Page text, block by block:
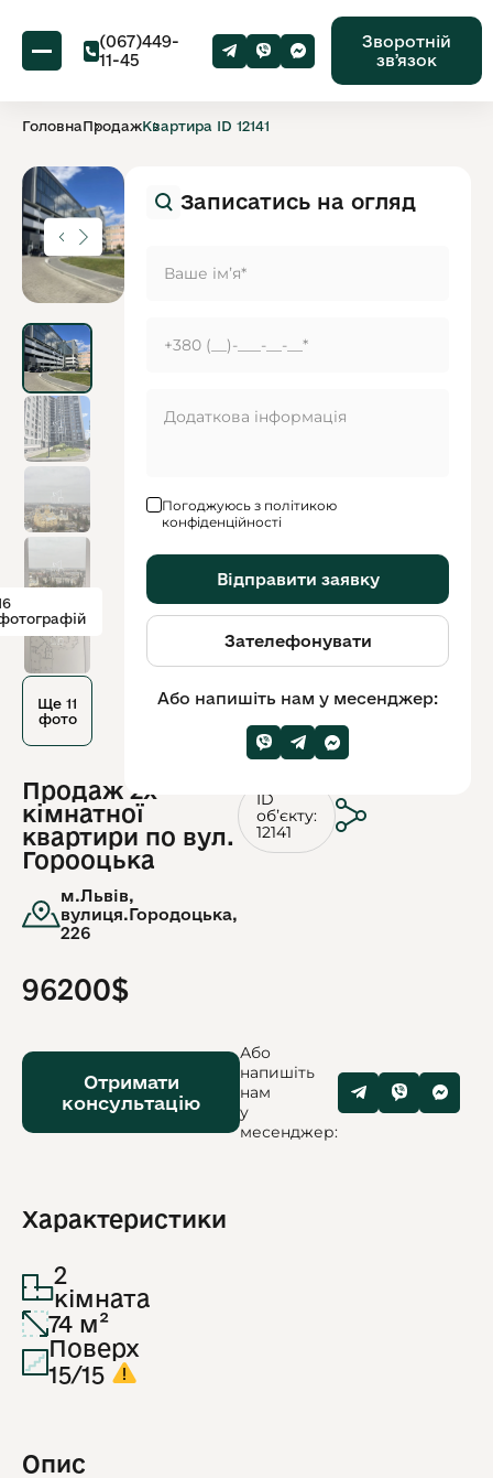
(067)449-
11-45
Зворотній
звʼязок
ГоловнаПродажКвартира ID 12141
Ще 11
фото
Продаж 2х
кімнатної
квартири по вул.
Горооцька
м.Львів,
вулиця.Городоцька,
226
ID
обʼєкту:
12141
96200$
Отримати
консультацію
Або
напишіть
нам
у
месенджер:
Характеристики
2
кімната
74 м²
Поверх
15/15
Опис
Записатись на огляд
Погоджуюсь з політикою
конфіденційності
Відправити заявку
Зателефонувати
Або напишіть нам у месенджер: